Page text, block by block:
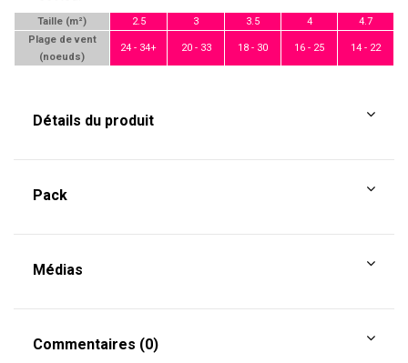
Taille (m²) 2.5 3 3.5 4
4.7
Plage de vent
(noeuds)
24 - 34+ 20 - 33 18 - 30 16 - 25 14 - 22
Détails du produit
Pack
Médias
Commentaires (0)